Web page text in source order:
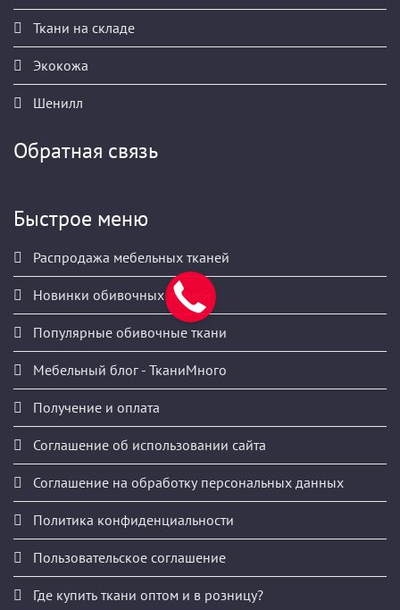
Ткани на складе
Экокожа
Шенилл
Обратная связь
Быстрое меню
Распродажа мебельных тканей
Новинки обивочных тканей
Популярные обивочные ткани
Мебельный блог - ТканиМного
Получение и оплата
Соглашение об использовании сайта
Соглашение на обработку персональных данных
Политика конфиденциальности
Пользовательское соглашение
Где купить ткани оптом и в розницу?